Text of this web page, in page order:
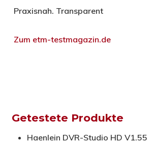
Praxisnah. Transparent
Zum etm-testmagazin.de
Getestete Produkte
Haenlein DVR-Studio HD V1.55